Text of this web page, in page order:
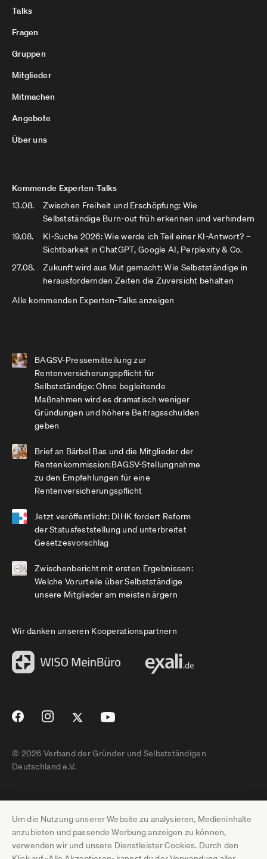
Um die Nutzung unserer Website zu analysieren, Medieninhalte
anzubieten und passende Werbung anzeigen zu können,
verwenden wir und unsere Dienstleister Cookies. Durch den
Talks
Fragen
Gruppen
Mitglieder
Mitmachen
Angebote
Über uns
Kommende Experten-Talks
13.08.
Zwischen Freiheit und Erschöpfung: Wie
Selbstständige Burn-out früh erkennen und verhindern
19.08.
KI-Suche 2026: Wie werde ich Teil einer KI-Antwort? –
Sichtbarkeit in ChatGPT, Google AI, Perplexity & Co.
27.08.
Zukunft wird aus Mut gemacht: Wie Selbstständige in
herausfordernden Zeiten die Zuversicht behalten
Alle kommenden Experten-Talks anzeigen
BAGSV-Pressemitteilung zur
Rentenversicherungspflicht für
Selbstständige: Ohne begleitende
Maßnahmen wird es dramatisch weniger
Gründungen und höhere Beitragsschulden
geben
Brief an Bärbel Bas und die Mitglieder der
Rentenkommission:BAGSV-Stellungnahme
zu den Empfehlungen für eine
Rentenversicherungspflicht
Jetzt veröffentlicht: DIHK fordert Reform
der Statusfeststellung und unterbreitet
Gesetzesvorschlag
Zwischenbericht mit ersten Ergebnissen:
Welche Vorurteile über Selbstständige
unsere Mitglieder am meisten ärgern
Wir danken unseren Kooperationspartnern
© 2026 Verband der Gründer und Selbstständigen
Deutschland e.V.
Impressum
Datenschutz
Pressebereich